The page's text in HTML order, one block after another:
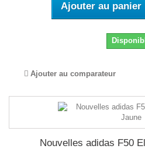
Ajouter au panier
Ajouter au comparateur
Nouvelles adidas F50